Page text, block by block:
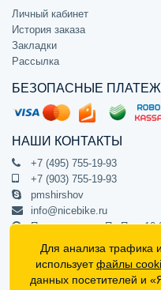
Личный кабинет
История заказа
Закладки
Рассылка
БЕЗОПАСНЫЕ
НАШИ КОНТАКТЫ
+7 (495) 755-19-93
+7 (903) 755-19-93
pmshirshov
info@nicebike.ru
Прием звонков Пн-Пт с
ПВЗ Пн-Пт с 10:00 до 20:00
г. Москва, ул. Барклая 13с1
подъезд 1, цокольный этаж,
Для анализа трафика
используетфайлы
данных посетителей и